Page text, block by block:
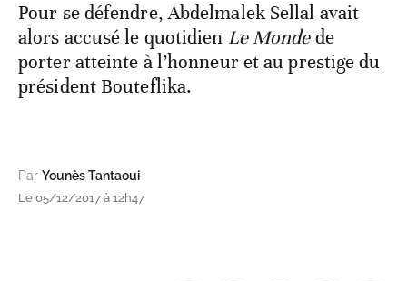
Pour se défendre, Abdelmalek Sellal avait
alors accusé le quotidien Le Mondede
porter atteinte à l’honneur et au prestige du
président Bouteflika.
Par Younès Tantaoui
Le 05/12/2017 à 12h47